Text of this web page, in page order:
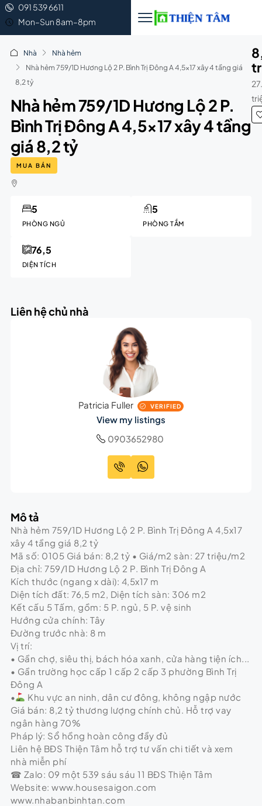
091 539 6611
Mon–Sun 8am–8pm
Nhà
Nhà hẻm
Nhà hẻm 759/1D Hương Lộ 2 P. Bình Trị Đông A 4,5×17 xây 4 tầng giá
8,2 tỷ
Nhà hẻm 759/1D Hương Lộ 2 P.
Bình Trị Đông A 4,5×17 xây 4 tầng
giá 8,2 tỷ
MUA BÁN
PHÒNG NGỦ
5
PHÒNG TẮM
5
DIỆN TÍCH
76,5
Liên hệ chủ nhà
Patricia Fuller VERIFIED
View my listings
0903652980
Mô tả
Nhà hẻm 759/1D Hương Lộ 2 P. Bình Trị Đông A 4,5x17
xây 4 tầng giá 8,2 tỷ
Mã số: 0105 Giá bán: 8,2 tỷ • Giá/m2 sàn: 27 triệu/m2
Địa chỉ: 759/1D Hương Lộ 2 P. Bình Trị Đông A
Kích thước (ngang x dài): 4,5x17 m
Diện tích đất: 76,5 m2, Diện tích sàn: 306 m2
Kết cấu 5 Tấm, gồm: 5 P. ngủ, 5 P. vệ sinh
Hướng cửa chính: Tây
Đường trước nhà: 8 m
Vị trí:
• Gần chợ, siêu thị, bách hóa xanh, cửa hàng tiện ích...
• Gần trường học cấp 1 cấp 2 cấp 3 phường Bình Trị
Đông A
•
Khu vực an ninh, dân cư đông, không ngập nước
Giá bán: 8,2 tỷ thương lượng chính chủ. Hỗ trợ vay
ngân hàng 70%
Pháp lý: Sổ hồng hoàn công đầy đủ
Liên hệ BĐS Thiện Tâm hỗ trợ tư vấn chi tiết và xem
nhà miễn phí
☎ Zalo: 09 một 539 sáu sáu 11 BĐS Thiện Tâm
Website: www.housesaigon.com
www.nhabanbinhtan.com